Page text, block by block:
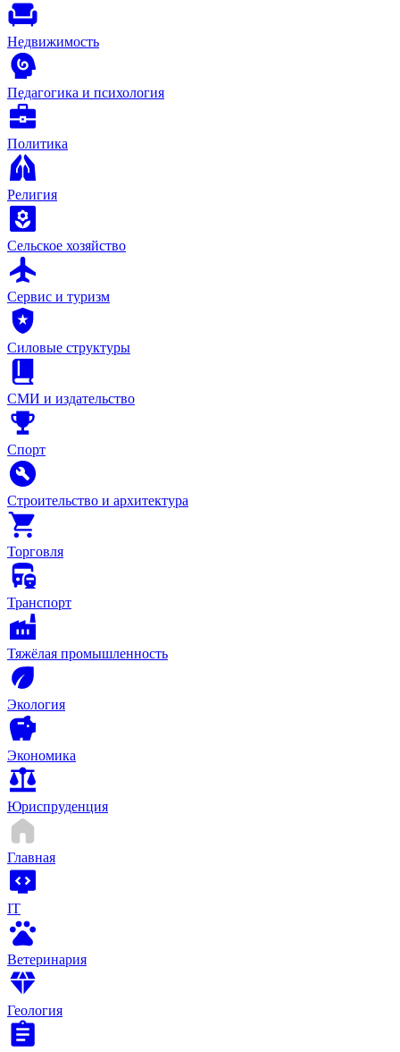
Недвижимость
Педагогика и психология
Политика
Религия
Сельское хозяйство
Сервис и туризм
Силовые структуры
СМИ и издательство
Спорт
Строительство и архитектура
Торговля
Транспорт
Тяжёлая промышленность
Экология
Экономика
Юриспруденция
Главная
IT
Ветеринария
Геология